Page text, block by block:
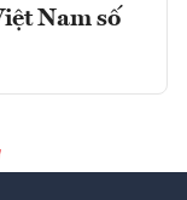
Nam số